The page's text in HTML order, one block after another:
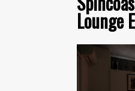
Lounge